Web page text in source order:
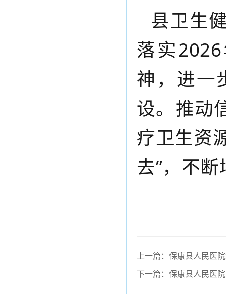
县卫生
落实
神，进一
设。推动
疗卫生资
去”，不
上一篇：保康县人民医
下一篇：保康县人民医